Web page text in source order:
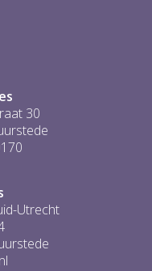
30
Utrecht